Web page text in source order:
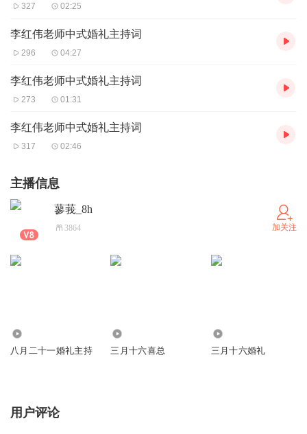
327 02:25
李红伟老师中式婚礼主持词
296 04:27
李红伟老师中式婚礼主持词
273 01:31
李红伟老师中式婚礼主持词
317 02:46
主播信息
蓼莪_8h
3864 加关注
八月二十一婚礼主持 三月十六喜总 三月十六婚礼
用户评论